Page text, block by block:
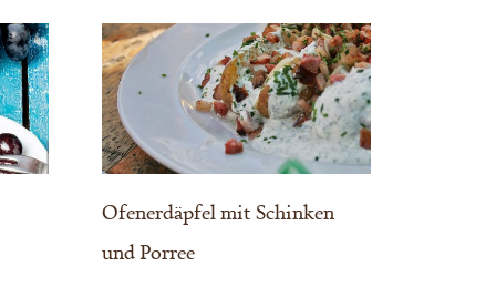
Ofenerdäpfel mit Schinken
und Porree